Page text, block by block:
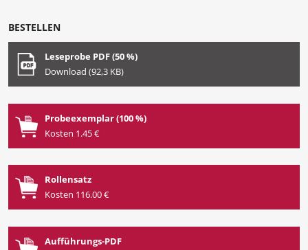
BESTELLEN
Leseprobe PDF (50 %)
Download (92,3 KB)
Probeexemplar (100 %)
Kosten 1.45 €
Rollensatz
Kosten 116.00 €
Aufführungs-PDF